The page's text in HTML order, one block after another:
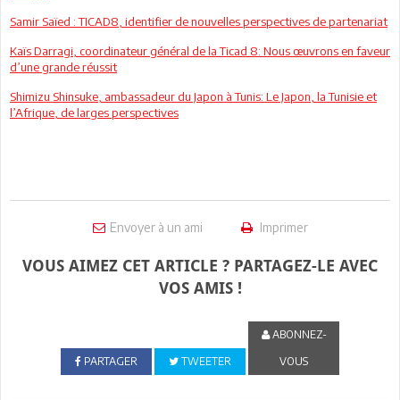
Samir Saïed : TICAD8, identifier de nouvelles perspectives de partenariat
Kaïs Darragi, coordinateur général de la Ticad 8: Nous œuvrons en faveur
d’une grande réussit
Shimizu Shinsuke, ambassadeur du Japon à Tunis: Le Japon, la Tunisie et
l’Afrique, de larges perspectives
Envoyer à un ami Imprimer
VOUS AIMEZ CET ARTICLE ? PARTAGEZ-LE AVEC
VOS AMIS !
PARTAGER TWEETER
ABONNEZ-
VOUS